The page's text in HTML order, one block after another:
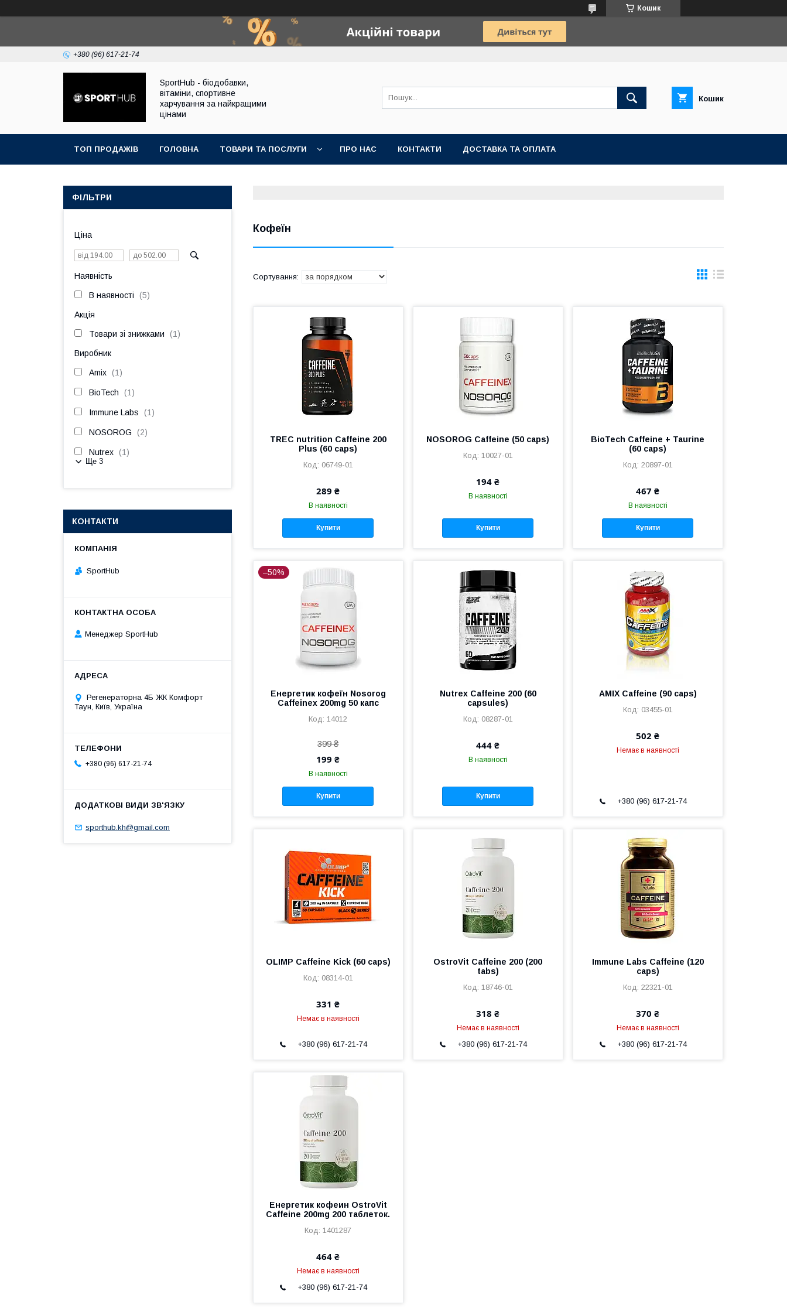
Кошик
+380 (96) 617-21-74
SportHub - біодобавки,
вітаміни, спортивне
харчування за найкращими
цінами
Кошик
ТОП ПРОДАЖІВ ГОЛОВНА ТОВАРИ ТА ПОСЛУГИ ПРО НАС КОНТАКТИ ДОСТАВКА ТА ОПЛАТА
Кофеїн
TREC nutrition Caffeine 200
Plus (60 caps)
06749-01
289 ₴
В наявності
Купити
NOSOROG Caffeine (50 caps)
10027-01
194 ₴
В наявності
Купити
BioTech Caffeine + Taurine
(60 caps)
20897-01
467 ₴
В наявності
Купити
–50%
Енергетик кофеїн Nosorog
Caffeinex 200mg 50 капс
14012
399 ₴
199 ₴
В наявності
Купити
Nutrex Caffeine 200 (60
capsules)
08287-01
444 ₴
В наявності
Купити
AMIX Caffeine (90 caps)
03455-01
502 ₴
Немає в наявності
+380 (96) 617-21-74
OLIMP Caffeine Kick (60 caps)
08314-01
331 ₴
Немає в наявності
+380 (96) 617-21-74
OstroVit Caffeine 200 (200
tabs)
18746-01
318 ₴
Немає в наявності
+380 (96) 617-21-74
Immune Labs Caffeine (120
caps)
22321-01
370 ₴
Немає в наявності
+380 (96) 617-21-74
Енергетик кофеин OstroVit
Caffeine 200mg 200 таблеток.
1401287
464 ₴
Немає в наявності
+380 (96) 617-21-74
ФІЛЬТРИ
Ціна
Наявність
В наявності 5
Акція
Товари зі знижками 1
Виробник
Amix 1
BioTech 1
Immune Labs 1
NOSOROG 2
Nutrex 1
Ще 3
КОНТАКТИ
SportHub
Менеджер SportHub
Регенераторна 4Б ЖК Комфорт
Таун, Київ, Україна
+380 (96) 617-21-74
sporthub.kh@gmail.com